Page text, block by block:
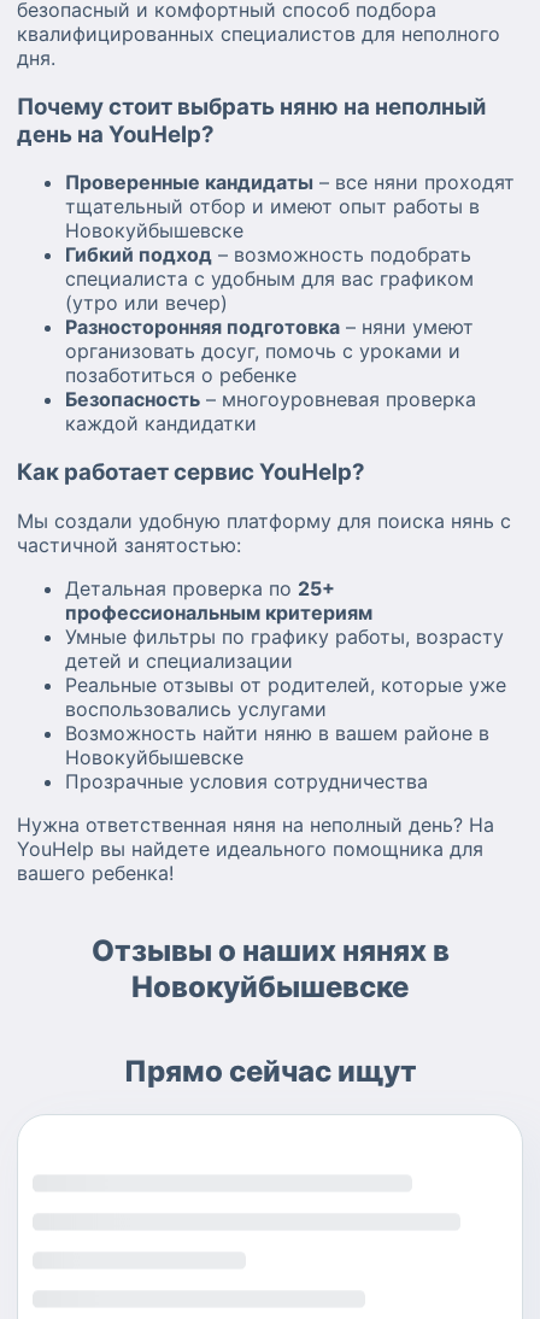
безопасный и комфортный способ подбора
квалифицированных специалистов для неполного
дня.
Почему стоит выбрать няню на неполный
день на YouHelp?
Проверенные кандидаты – все няни проходят
тщательный отбор и имеют опыт работы в
Новокуйбышевске
Гибкий подход – возможность подобрать
специалиста с удобным для вас графиком
(утро или вечер)
Разносторонняя подготовка – няни умеют
организовать досуг, помочь с уроками и
позаботиться о ребенке
Безопасность – многоуровневая проверка
каждой кандидатки
Как работает сервис YouHelp?
Мы создали удобную платформу для поиска нянь с
частичной занятостью:
Детальная проверка по 25+
профессиональным критериям
Умные фильтры по графику работы, возрасту
детей и специализации
Реальные отзывы от родителей, которые уже
воспользовались услугами
Возможность найти няню в вашем районе в
Новокуйбышевске
Прозрачные условия сотрудничества
Нужна ответственная няня на неполный день? На
YouHelp вы найдете идеального помощника для
вашего ребенка!
Отзывы о наших нянях в
Новокуйбышевске
Прямо сейчас ищут